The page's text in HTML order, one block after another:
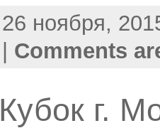
26 ноября,
Comments
Кубок г.